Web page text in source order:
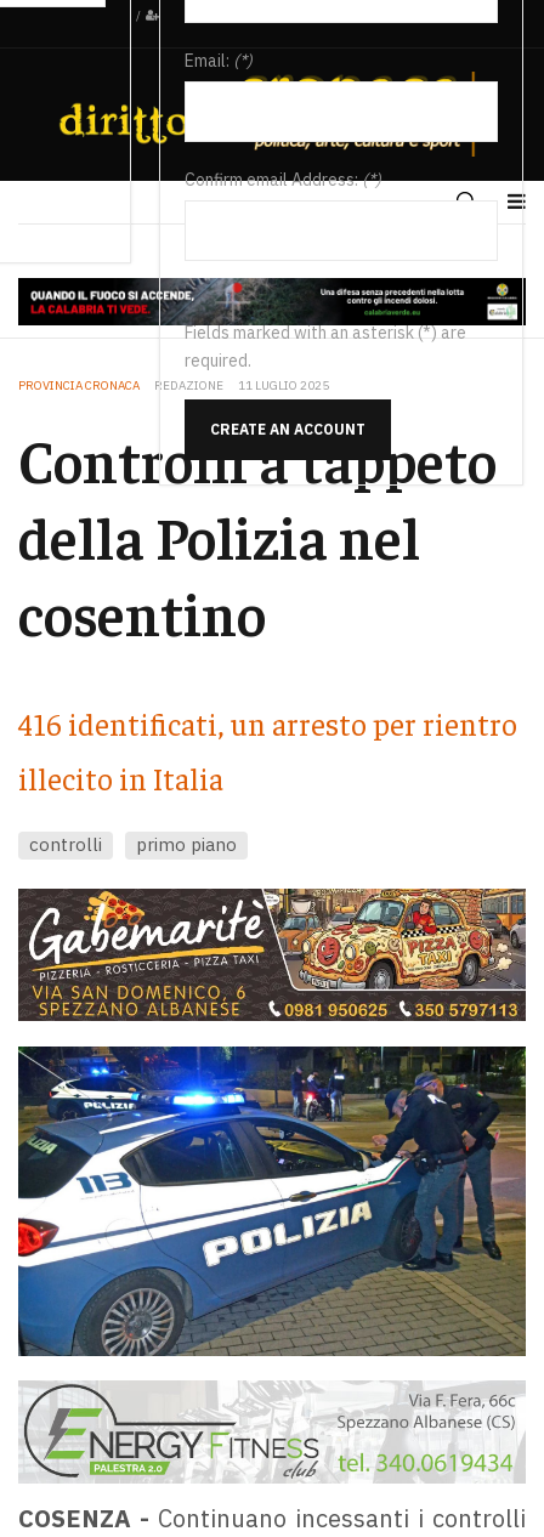
/
Email: (*)
Confirm email Address:(*)
Fields marked with an asterisk (*) are
required.
CREATE AN ACCOUNT
PROVINCIA CRONACA REDAZIONE 11 LUGLIO 2025
Controlli a tappeto
della Polizia nel
cosentino
416 identificati, un arresto per rientro
illecito in Italia
controlli primo piano
COSENZA - Continuano incessanti i controlli